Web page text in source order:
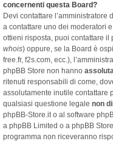
concernenti questa Board?
Devi contattare
a contattare uno dei moderatori
ottieni risposta, puoi contattare
whois) oppure, se la Board è
free.fr, f2s.com, ecc.),
phpBB Store non hanno
ritenuti responsabili di come,
assolutamente inutile contattare
qualsiasi questione legale non
phpBB-Store.it o al software
a phpBB Limited o a phpBB
programma non riceveranno